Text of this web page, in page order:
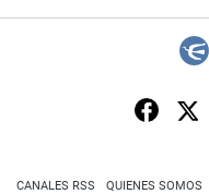
CANALES RSS QUIENES SOMOS